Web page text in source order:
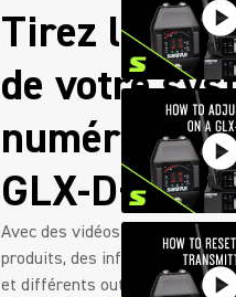
Tirez le
de votre
numérique
GLX-D+ Dual
Avec des vidéos d’installation
produits, des informations sur
et différents outils pour vous